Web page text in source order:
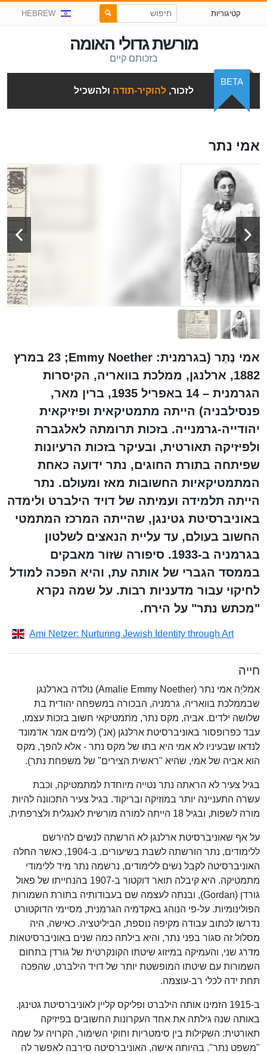
קטיגוריות HEBREW
מורשת גדולי האומה
בזכותם קיים
לזכור,להוקיר-תודה ולהשכיל
BETA
אמי נתר
אמי נֶתֶר (בגרמנית: Emmy Noether‏; 23 במרץ
1882, ארלנגן, ממלכת בוואריה, הקיסרות
הגרמנית – 14 באפריל 1935, ברין מאר,
פנסילבניה) הייתה מתמטיקאית ופיזיקאית
יהודייה-גרמנייה. בזכות תרומתה לאלגברה
ולפיזיקה תאורטית, ובעיקר בזכות הרעיונות
שפיתחה בתורת החוגים, נתר ידועה כאחת
המתמטיקאיות החשובות מאז ומעולם. נתר
הייתה תלמידה ועמיתה של דויד הילברט ולימדה
באוניברסיטת גטינגן, שהייתה המרכז המתמטי
החשוב בעולם, עד עליית הנאצים לשלטון
בגרמניה ב-1933. סיפורה שזור מאבקים
בממסד הגברי של אותה עת, והיא הפכה למודל
לחיקוי עבור מדעניות רבות. על שמה נקרא
"מכתש נתר" על הירח.
Ami Netzer: Nurturing Jewish Identity through Art
חייה
אמליֶה אמי נתר (Amalie Emmy Noether) נולדה בארלנגן
שבממלכת בוואריה, גרמניה, הבכורה במשפחה יהודית בת
שלושה ילדים. אביה, מקס נתר, מתמטיקאי חשוב בזכות עצמו,
עבד כפרופסור באוניברסיטת ארלנגן (אנ') (לימים אמר אדמונד
לנדאו שבעיניו לא אמי היא בתו של מקס נתר - אלא להפך, מקס
הוא אביה של אמי, שהיא "ראשית הצירים" של משפחת נתר).
בגיל צעיר לא הראתה נתר נטייה מיוחדת למתמטיקה, וכבת
עשרה התעניינה יותר במוזיקה ובריקוד. בגיל צעיר התכוונה להיות
מורה לשפות, ובגיל 18 הייתה למורה מורשית לאנגלית ולצרפתית.
על אף שאוניברסיטת ארלנגן לא הרשתה לנשים להירשם
ללימודים, נתר הורשתה לשבת בשיעורים. ב-1904, כאשר החלה
האוניברסיטה לקבל נשים ללימודים, נרשמה נתר מיד ללימודי
מתמטיקה. היא קיבלה תואר דוקטור ב-1907 בהנחייתו של פאול
גורדן (Gordan), ובנתה לעצמה שם בעבודותיה בתורת השמורות
הפולינומיות. על-פי הנוהג באקדמיה הגרמנית, מסיימי הדוקטורט
נדרשו לכתוב עבודה מקיפה נוספת, הביליטציה. כאישה, היה
מסלול זה סגור בפני נתר, והיא בילתה כמה שנים באוניברסיטאות
מדרג שני, והעמיקה במיזוג שיטתו הקונקרטית של גורדן בתחום
השמורות עם שיטתו המופשטת יותר של דויד הילברט, שהפכה
תחת ידה לכלי רב-עוצמה.
ב-1915 הזמינו אותה הילברט ופליקס קליין לאוניברסיטת גטינגן.
באותה שנה גילתה את אחד העקרונות החשובים בפיזיקה
תאורטית: השקילות בין סימטריות וחוקי השימור, הקרויה על שמה
"משפט נתר". בהיותה אישה, האוניברסיטה סירבה לאפשר לה